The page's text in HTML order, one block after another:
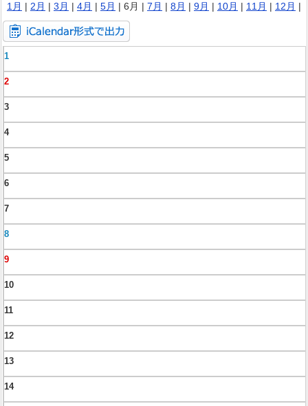
1月 | 2月 | 3月 | 4月 | 5月 | 6月 | 7月 | 8月 | 9月 | 10月 | 11月 | 12月 |
1
2
3
4
5
6
7
8
9
10
11
12
13
14